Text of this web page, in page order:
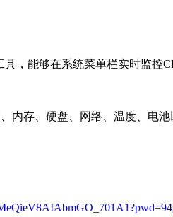
具，能够在系统菜单栏实时监
内存、硬盘、网络、温度、电池